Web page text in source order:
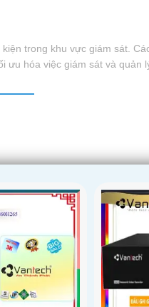
trong khu vực giám sát.
hóa việc giám sát và quản